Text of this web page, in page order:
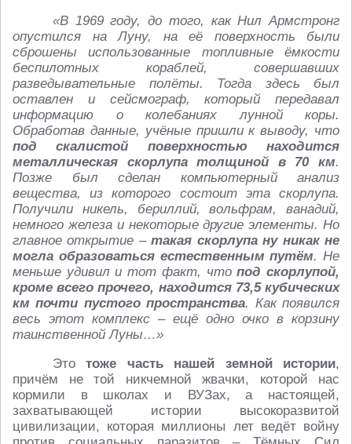
«В 1969 году, до того, как Нил Армстронг
опустился на Луну, на её поверхность были
сброшены использованные топливные ёмкости
беспилотных кораблей, совершавших
разведывательные полёты. Тогда здесь был
оставлен и сейсмограф, который передавал
информацию о колебаниях лунной коры.
Обработав данные, учёные пришли к выводу, что
под скалистой поверхностью находится
металлическая скорлупа толщиной в 70 км.
Позже был сделан компьютерный анализ
вещества, из которого состоит эта скорлупа.
Получили никель, бериллий, вольфрам, ванадий,
немного железа и некоторые другие элементы. Но
главное открытие –такая скорлупа ну никак не
могла образоваться естественным путём. Не
меньше удивил и тот факт, чтопод скорлупой,
кроме всего прочего, находится 73,5 кубических
км почти пустого пространства. Как появился
весь этот комплекс – ещё одно очко в корзину
таинственной Луны…»
Этотоже часть нашей земной истории,
причём не той никчемной жвачки, которой нас
кормили в школах и ВУЗах, а настоящей,
захватывающей истории высокоразвитой
цивилизации, которая миллионы лет ведёт войну